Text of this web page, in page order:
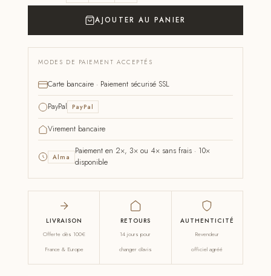
AJOUTER AU PANIER
MODES DE PAIEMENT ACCEPTÉS
Carte bancaire · Paiement sécurisé SSL
PayPal PayPal
Virement bancaire
Alma
Paiement en 2×, 3× ou 4× sans frais · 10×
disponible
LIVRAISON
Offerte dès 100€
France & Europe
RETOURS
14 jours pour
changer d'avis
AUTHENTICITÉ
Revendeur
officiel agréé